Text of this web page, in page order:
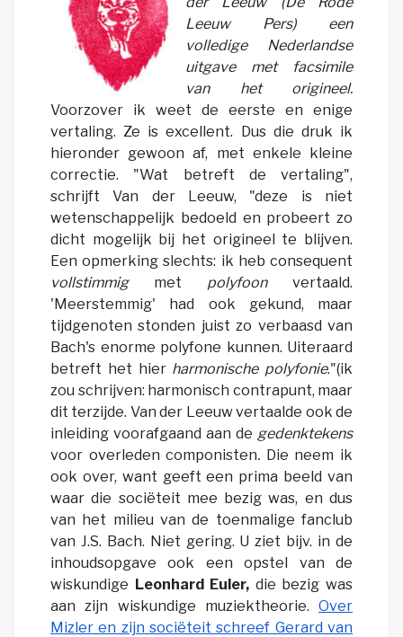
Leeuw Pers) een
volledige Nederlandse
uitgave met facsimile
van het origineel.
Voorzover ik weet de eerste en enige
vertaling. Ze is excellent. Dus die druk ik
hieronder gewoon af, met enkele kleine
correctie. "Wat betreft de vertaling",
schrijft Van der Leeuw, "deze is niet
wetenschappelijk bedoeld en probeert zo
dicht mogelijk bij het origineel te blijven.
Een opmerking slechts: ik heb consequent
vollstimmigmet polyfoonvertaald.
'Meerstemmig' had ook gekund, maar
tijdgenoten stonden juist zo verbaasd van
Bach's enorme polyfone kunnen. Uiteraard
betreft het hier harmonische polyfonie."(ik
zou schrijven: harmonisch contrapunt, maar
dit terzijde. Van der Leeuwvertaalde ook de
inleiding voorafgaand aan de gedenktekens
voor overleden componisten. Die neem ik
ook over, want geeft een prima beeld van
waar die sociëteit mee bezig was, en dus
van het milieu van de toenmalige fanclub
van J.S. Bach. Niet gering. U ziet bijv. in de
inhoudsopgave ook een opstel van de
wiskundige Leonhard Euler, die bezig was
aan zijn wiskundige muziektheorie. Over
Mizler en zijn sociëteit schreef Gerard van